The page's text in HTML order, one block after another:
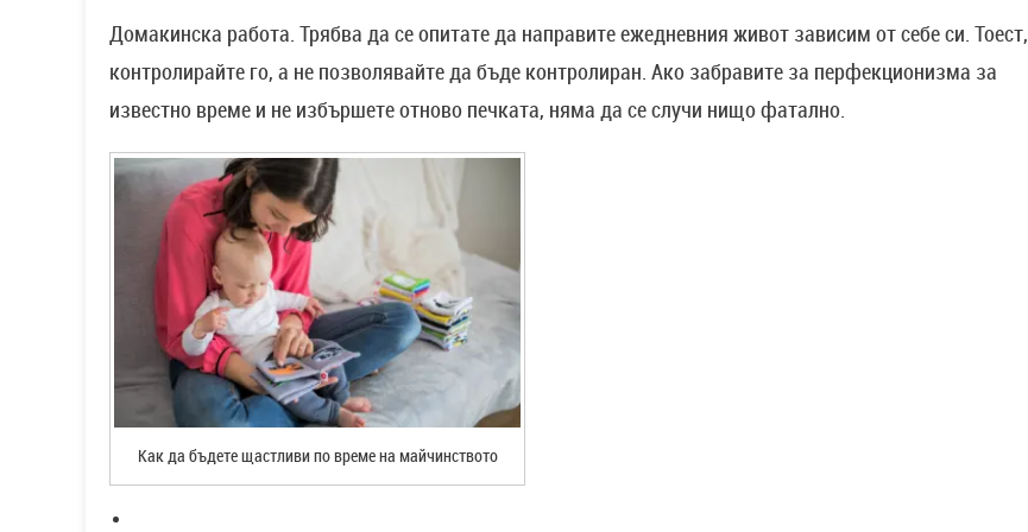
Домакинска работа. Трябва да се опитате да направите ежедневния живот зависим от себе си. Тоест,
контролирайте го, а не позволявайте да бъде контролиран. Ако забравите за перфекционизма за
известно време и не избършете отново печката, няма да се случи нищо фатално.
Как да бъдете щастливи по време на майчинството